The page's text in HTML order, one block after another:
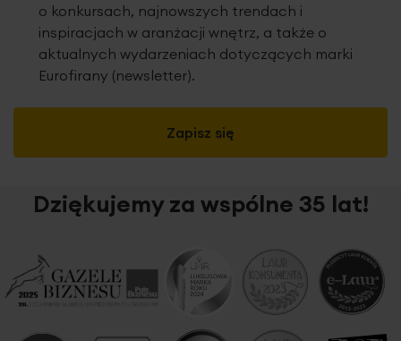
Zapisz się
o konkursach, najnowszych trendach i
inspiracjach w aranżacji wnętrz, a także o
aktualnych wydarzeniach dotyczących marki
Eurofirany (newsletter).
Dziękujemy za wspólne 35 lat!